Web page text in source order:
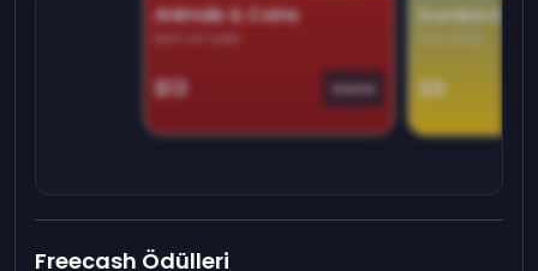
Animals & Coins
Earn on side
$13 Game
Domino
$9
Freecash Ödülleri